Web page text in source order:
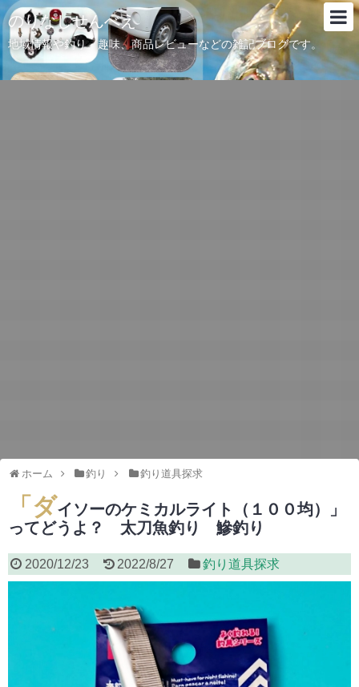
のりなしせんべえ
地域情報や釣り、趣味、商品レビューなどの雑記ブログです。
ホーム 釣り 釣り道具探求
「ダイソーのケミカルライト（１００均）」
ってどうよ？ 太刀魚釣り 鰺釣り
2020/12/23 2022/8/27 釣り道具探求